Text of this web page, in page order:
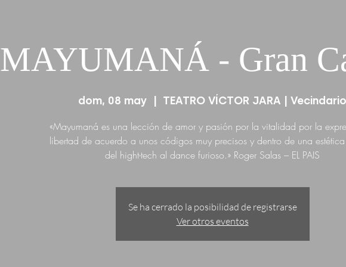
MAYUMANÁ - Gran
dom, 08 may
TEATRO VÍCTOR JARA | Vecindario
«Mayumaná es una lección de amor y pasión por la vitalidad por la
libertad de acuerdo a unos códigos muy precisos y dentro de una
del hight-tech al dance furioso.» Roger Salas – EL PAIS
Se ha cerrado la posibilidad de registrarse
Ver otros eventos